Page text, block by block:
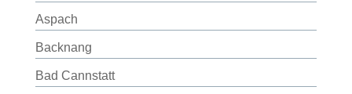
Aspach
Backnang
Bad Cannstatt